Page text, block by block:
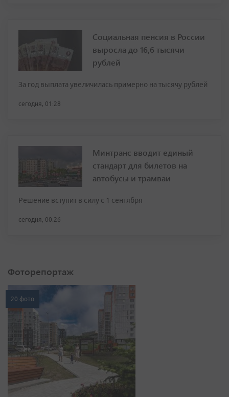
Социальная пенсия в России
выросла до 16,6 тысячи
рублей
За год выплата увеличилась примерно на тысячу рублей
сегодня, 01:28
Минтранс вводит единый
стандарт для билетов на
автобусы и трамваи
Решение вступит в силу с 1 сентября
сегодня, 00:26
Фоторепортаж
20 фото